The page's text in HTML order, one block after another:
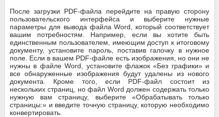
После загрузки PDF-файла перейдите на правую сторону
пользовательского интерфейса и выберите нужные
параметры для вывода файла Word, который соответствует
вашим потребностям. Например, если вы хотите быть
единственным пользователем, имеющим доступ к итоговому
документу, установите пароль, поставив галочку в нужное
поле. Если в вашем PDF-файле есть изображения, но они не
нужны в файле Word, установите флажок «Без графики» и
все обнаруженные изображения будут удалены из нового
документа. Кроме того, если PDF-файл состоит из
нескольких страниц, но файл Word должен содержать только
нужную вам страницу, выберите «Обрабатывать только
страницы:» и введите точную страницу, которую необходимо
конвертировать.